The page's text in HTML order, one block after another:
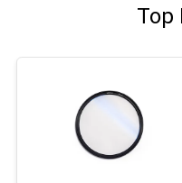
Top